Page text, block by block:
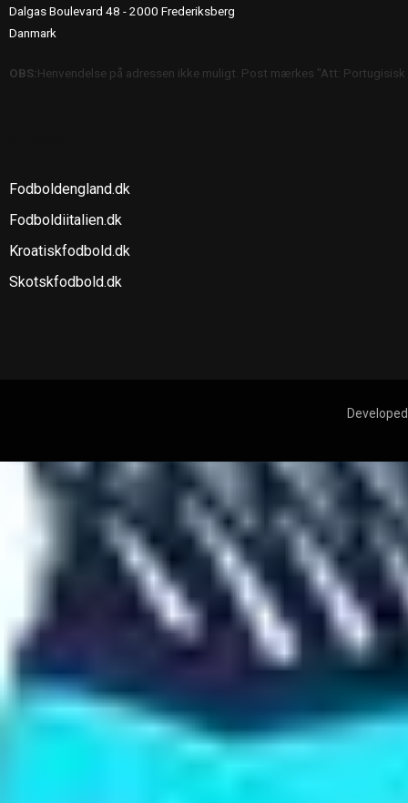
Dalgas Boulevard 48 - 2000 Frederiksberg
Danmark
OBS:Henvendelse på adressen ikke muligt. Post mærkes "Att:
Fodboldengland.dk
Fodboldiitalien.dk
Kroatiskfodbold.dk
Skotskfodbold.dk